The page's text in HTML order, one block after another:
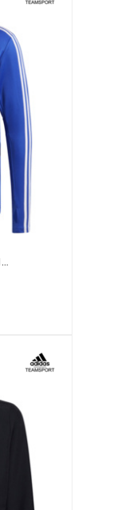
BLUZA MĘSKA ADIDAS TIRO 19 TRAINING TOP NIEBIESKA DT5277